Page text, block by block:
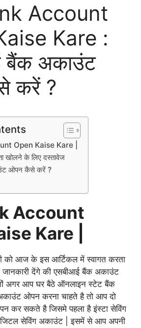
Account
Kare :
बैंक अकाउंट
करें ?
Open Kaise Kare |
खोलने के लिए दस्तावेज
ओपन कैसे करें ?
Account
Kare |
को आज के इस आर्टिकल में स्वागत करता
जानकारी देंगे की एसबीआई बैंक अकाउंट
अगर आप घर बैठे ऑनलाइन स्टेट बैंक
ओपन करना चाहते है तो आप दो
कर सकते है जिसमे पहला है इंस्टा सेविंग
सेविंग अकाउंट | इसमें से आप अपनी